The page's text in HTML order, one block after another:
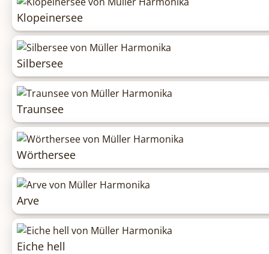
Klopeinersee
Silbersee
Traunsee
Wörthersee
Arve
Eiche hell